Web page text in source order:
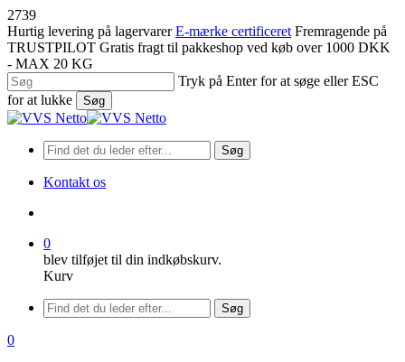
2739Spring
til
hovedindhold
Hurtig levering på lagervarer E-mærke certificeret Fremragende på
TRUSTPILOT Gratis fragt til pakkeshop ved køb over 1000 DKK
- MAX 20 KG
Tryk på Enter for at søge eller ESC
for at lukke
Søg
Luk
Søg
Kontakt os
0
blev tilføjet til din indkøbskurv.
Kurv
Menu
Søg
søge
0